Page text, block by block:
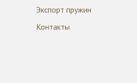
Экспорт пружин
Контакты